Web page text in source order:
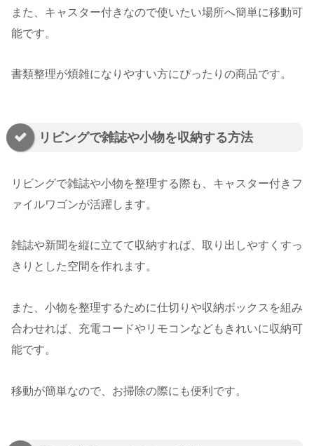
また、キャスター付きなので使いたい場所へ簡単に移動可
能です。
書類整理が煩雑になりやすい方にぴったりの商品です。
リビングで雑誌や小物を収納する方法
リビングで雑誌や小物を整理する際も、キャスター付きフ
ァイルワゴンが活躍します。
雑誌や新聞を縦に立てて収納すれば、取り出しやすくすっ
きりとした空間を作れます。
また、小物を整理するために仕切りや収納ボックスを組み
合わせれば、充電コードやリモコンなどもきれいに収納可
能です。
移動が簡単なので、お掃除の際にも便利です。